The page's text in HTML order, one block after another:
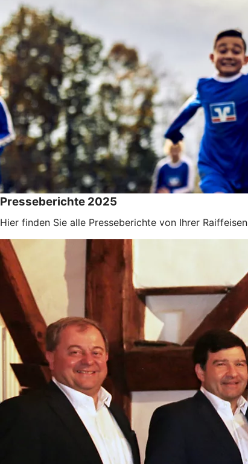
Presseberichte 2025
Hier finden Sie alle Presseberichte von Ihrer